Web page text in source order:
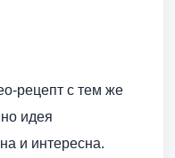
рецепт с тем же
идея
и интересна.